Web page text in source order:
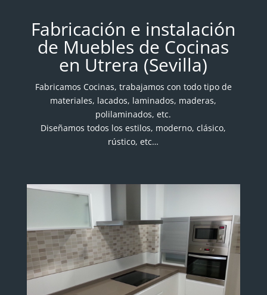
Fabricación e instalación
de Muebles de Cocinas
en Utrera (Sevilla)
Fabricamos Cocinas, trabajamos con todo tipo de
materiales, lacados, laminados, maderas,
polilaminados, etc.
Diseñamos todos los estilos, moderno, clásico,
rústico, etc…